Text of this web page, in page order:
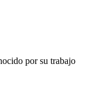
por su trabajo